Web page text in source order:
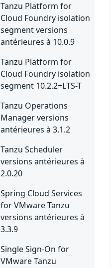
Tanzu Platform for
Cloud Foundry isolation
segment versions
antérieures à 10.0.9
Tanzu Platform for
Cloud Foundry isolation
segment 10.2.2+LTS-T
Tanzu Operations
Manager versions
antérieures à 3.1.2
Tanzu Scheduler
versions antérieures à
2.0.20
Spring Cloud Services
for VMware Tanzu
versions antérieures à
3.3.9
Single Sign-On for
VMware Tanzu